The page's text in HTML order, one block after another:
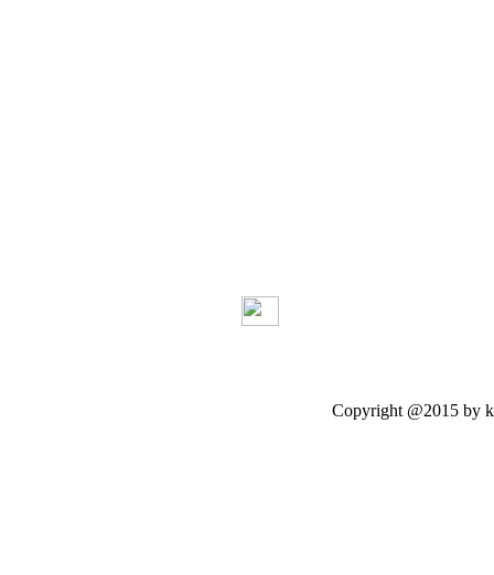
Copyright @2015 by